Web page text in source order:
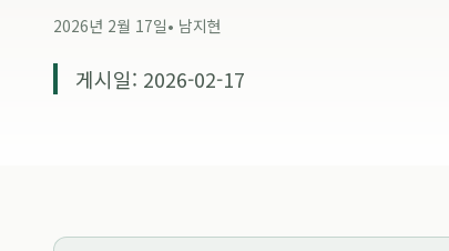
2026년 2월 17일• 남지현
게시일: 2026-02-17